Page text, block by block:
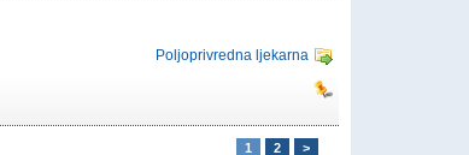
Poljoprivredna ljekarna
1 2 >